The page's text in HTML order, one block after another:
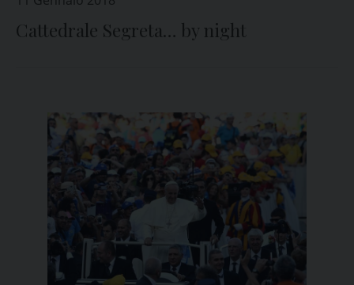
Cattedrale Segreta… by night